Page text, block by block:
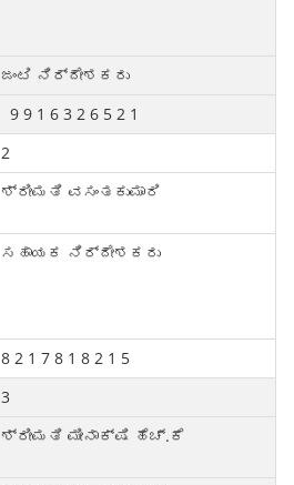
ಜಂಟಿ ನಿರ್ದೇಶಕರು
9 9 1 6 3 2 6 5 2 1
2
ಶ್ರೀಮತಿ ವಸಂತಕುಮಾರಿ
ಸಹಾಯಕ ನಿರ್ದೇಶಕರು
8 2 1 7 8 1 8 2 1 5
3
ಶ್ರೀಮತಿ ಮೀನಾಕ್ಷಿ ಹೆಚ್.ಕೆ